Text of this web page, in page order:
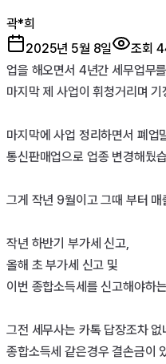
곽*희
2025년 5월 8일
조회
업을 해오면서 4년간 세무업무
마지막 제 사업이 휘청거리며
마지막에 사업 정리하면서 폐업
통신판매업으로 업종 변경해뒀
그게 작년 9월이고 그때 부터
작년 하반기 부가세 신고,
올해 초 부가세 신고 및
이번 종합소득세를 신고해야하
그전 세무사는 카톡 답장조차 없
종합소득세 같은경우 결손금이